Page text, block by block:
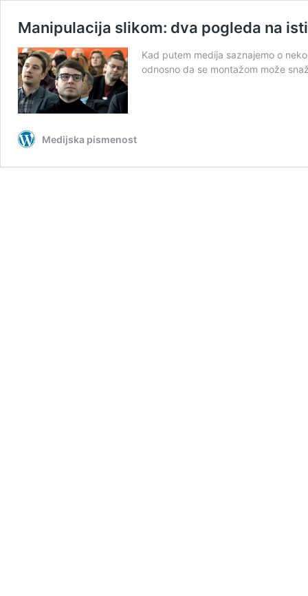
Manipulacija slikom: dva pogleda na
Kad putem medija saznajemo o
odnosno da se montažom može
Medijska pismenost